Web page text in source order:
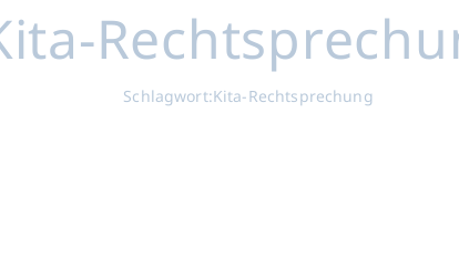
Schlagwort:Kita-Rechtsprechung